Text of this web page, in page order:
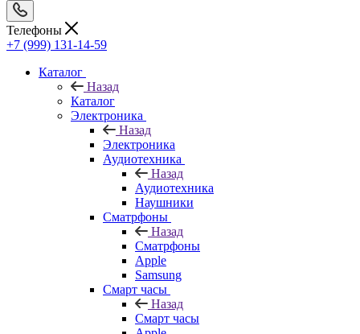
Телефоны
+7 (999) 131-14-59
Каталог
Назад
Каталог
Электроника
Назад
Электроника
Аудиотехника
Назад
Аудиотехника
Наушники
Сматрфоны
Назад
Сматрфоны
Apple
Samsung
Смарт часы
Назад
Смарт часы